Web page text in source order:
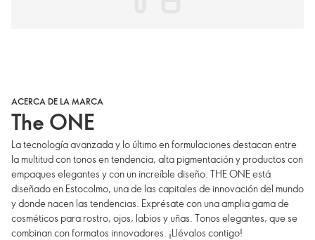
ACERCA DE LA MARCA
The ONE
La tecnología avanzada y lo último en formulaciones destacan entre
la multitud con tonos en tendencia, alta pigmentación y productos con
empaques elegantes y con un increíble diseño. THE ONE está
diseñado en Estocolmo, una de las capitales de innovación del mundo
y donde nacen las tendencias. Exprésate con una amplia gama de
cosméticos para rostro, ojos, labios y uñas. Tonos elegantes, que se
combinan con formatos innovadores. ¡Llévalos contigo!